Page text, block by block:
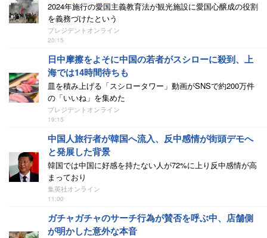
2024年施行の愛国主義教育法が観光施設に愛国心醸成の役割
を義務づけたという
プレジデントオンライン
20:15
日中摩擦をよそに中国の若者がスシローに殺到、上
海では14時間待ちも
皿を積み上げる「スシロータワー」動画がSNSで約200万件
の「いいね」を集めた
プレジデントオンライン
19:15
中国人旅行者が韓国へ流入、反中感情が街頭デモへ
と発展した背景
韓国では中国に好感を持たない人が72%に上り反中感情が高
まっており
集英社オンライン
11:00
ガチャガチャのサーチ行為が賛否を呼ぶ中、店舗側
が明かした意外な本音